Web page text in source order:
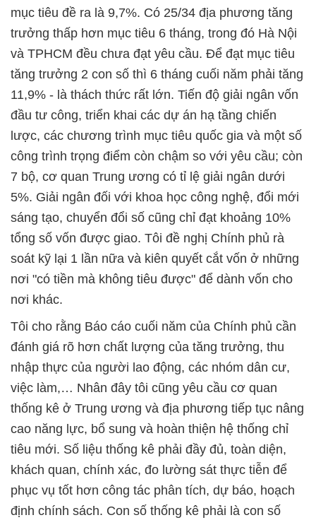
mục tiêu đề ra là 9,7%. Có 25/34 địa phương tăng
trưởng thấp hơn mục tiêu 6 tháng, trong đó Hà Nội
và TPHCM đều chưa đạt yêu cầu. Để đạt mục tiêu
tăng trưởng 2 con số thì 6 tháng cuối năm phải tăng
11,9% - là thách thức rất lớn. Tiến độ giải ngân vốn
đầu tư công, triển khai các dự án hạ tầng chiến
lược, các chương trình mục tiêu quốc gia và một số
công trình trọng điểm còn chậm so với yêu cầu; còn
7 bộ, cơ quan Trung ương có tỉ lệ giải ngân dưới
5%. Giải ngân đối với khoa học công nghệ, đổi mới
sáng tạo, chuyển đổi số cũng chỉ đạt khoảng 10%
tổng số vốn được giao. Tôi đề nghị Chính phủ rà
soát kỹ lại 1 lần nữa và kiên quyết cắt vốn ở những
nơi "có tiền mà không tiêu được" để dành vốn cho
nơi khác.
Tôi cho rằng Báo cáo cuối năm của Chính phủ cần
đánh giá rõ hơn chất lượng của tăng trưởng, thu
nhập thực của người lao động, các nhóm dân cư,
việc làm,… Nhân đây tôi cũng yêu cầu cơ quan
thống kê ở Trung ương và địa phương tiếp tục nâng
cao năng lực, bổ sung và hoàn thiện hệ thống chỉ
tiêu mới. Số liệu thống kê phải đầy đủ, toàn diện,
khách quan, chính xác, đo lường sát thực tiễn để
phục vụ tốt hơn công tác phân tích, dự báo, hoạch
định chính sách. Con số thống kê phải là con số